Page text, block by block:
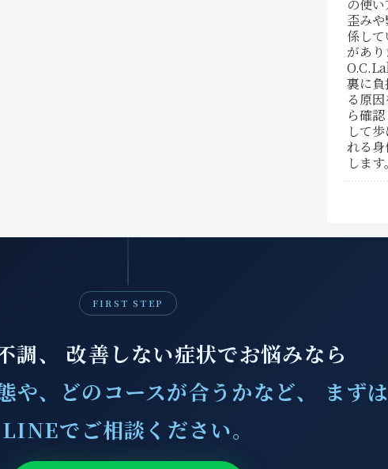
FIRST STEP
調、 改善しない症状でお悩みなら
や、どのコースが合うかなど、 まずは
LINEでご相談ください。